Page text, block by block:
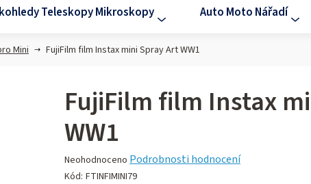
Teleskopy Mikroskopy Auto Moto Nářadí
Mini FujiFilm film Instax mini Spray Art WW1
FujiFilm film Instax
WW1
Průměrné
hodnocení
Neohodnoceno Podrobnosti hodnocení
Kód: FTINFIMINI79